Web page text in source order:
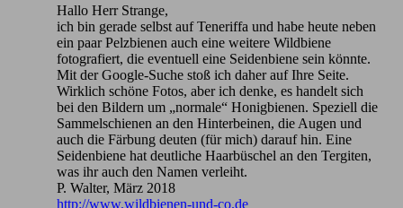
Hallo Herr Strange,
ich bin gerade selbst auf Teneriffa und habe heute neben
ein paar Pelzbienen auch eine weitere Wildbiene
fotografiert, die eventuell eine Seidenbiene sein könnte.
Mit der Google-Suche stoß ich daher auf Ihre Seite.
Wirklich schöne Fotos, aber ich denke, es handelt sich
bei den Bildern um „normale“ Honigbienen. Speziell die
Sammelschienen an den Hinterbeinen, die Augen und
auch die Färbung deuten (für mich) darauf hin. Eine
Seidenbiene hat deutliche Haarbüschel an den Tergiten,
was ihr auch den Namen verleiht.
P. Walter, März 2018
http://www.wildbienen-und-co.de